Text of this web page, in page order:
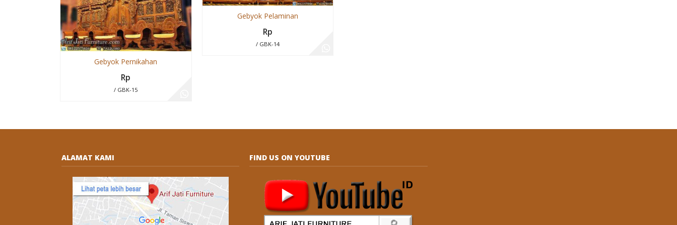
Gebyok Pernikahan
Rp
/ GBK-15
Gebyok Pelaminan
Rp
/ GBK-14
ALAMAT KAMI FIND US ON YOUTUBE